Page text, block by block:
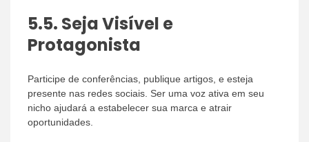
5.5. Seja Visível e
Protagonista
Participe de conferências, publique artigos, e esteja
presente nas redes sociais. Ser uma voz ativa em seu
nicho ajudará a estabelecer sua marca e atrair
oportunidades.